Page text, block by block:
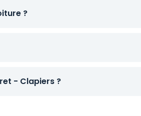
?
- Clapiers ?